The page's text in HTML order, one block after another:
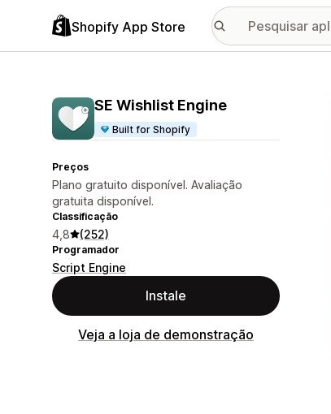
Shopify App Store
SE Wishlist Engine
Built for Shopify
Preços
Plano gratuito disponível. Avaliação
gratuita disponível.
Classificação
4,8 (252)
Programador
Script Engine
Instale
Veja a loja de demonstração